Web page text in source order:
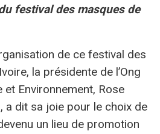
festival des masques de
de ce festival des
la présidente de l’Ong
et Environnement, Rose
a dit sa joie pour le choix de
un lieu de promotion